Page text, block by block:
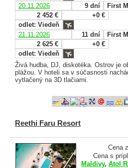
20.11.2026
9 dní
First
2 452 €
+0 €
odlet: Viedeň
21.11.2026
11 dní
First
2 625 €
+0 €
odlet: Viedeň
Živá hudba, DJ, diskotéka. Ostrov je
plážou. V hoteli sa v súčasnosti
vytlačený na 3D tlačiarni.
Reethi Faru Resort
Cena
Cena s
Maldivy, Atol